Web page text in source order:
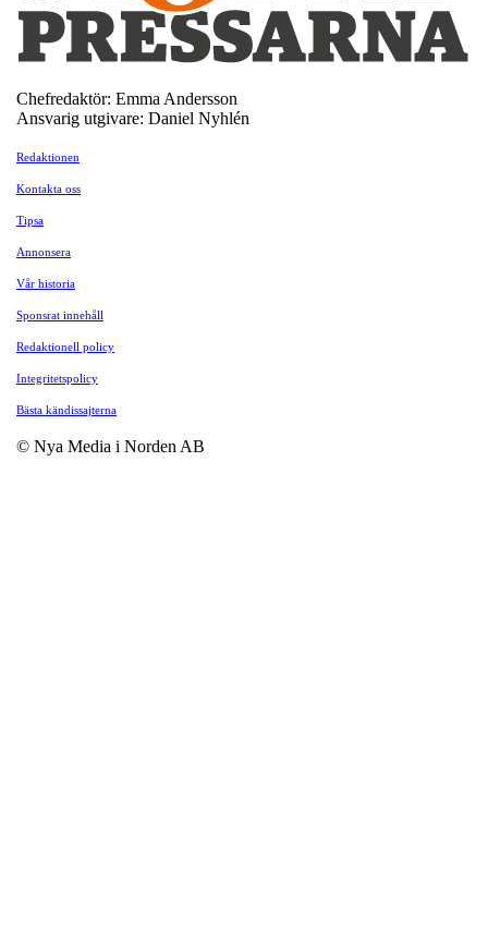
Chefredaktör: Emma Andersson
Ansvarig utgivare: Daniel Nyhlén
Redaktionen
Kontakta oss
Tipsa
Annonsera
Vår historia
Sponsrat innehåll
Redaktionell policy
Integritetspolicy
Bästa kändissajterna
© Nya Media i Norden AB